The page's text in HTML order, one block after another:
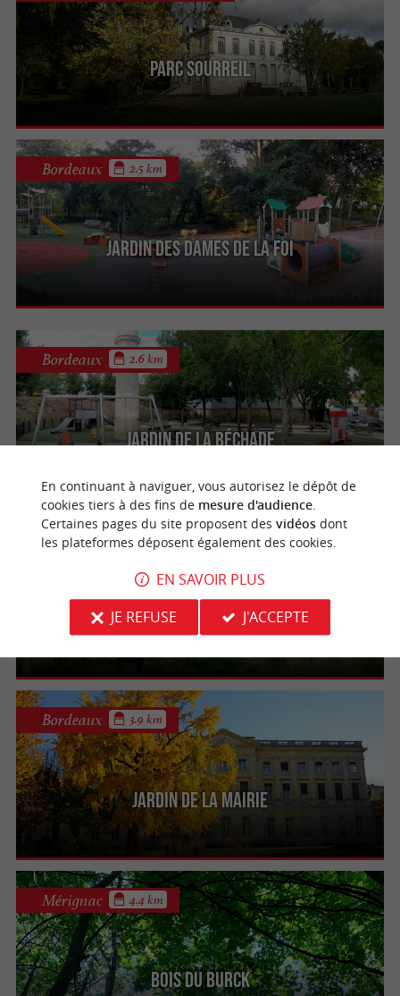
Parc Sourreil
Jardin des Dames de la Foi
Bordeaux 2.5 km
Jardin de la Béchade
Bordeaux 2.6 km
Parc René Canivenc, le Moulineau
Gradignan 3.8 km
Jardin de la Mairie
Bordeaux 3.9 km
Bois du Burck
Mérignac 4.4 km
En continuant à naviguer, vous autorisez le dépôt de
cookies tiers à des fins de mesure d'audience.
Certaines pages du site proposent des vidéosdont
les plateformes déposent également des cookies.
EN SAVOIR PLUS
JE REFUSE
J'ACCEPTE